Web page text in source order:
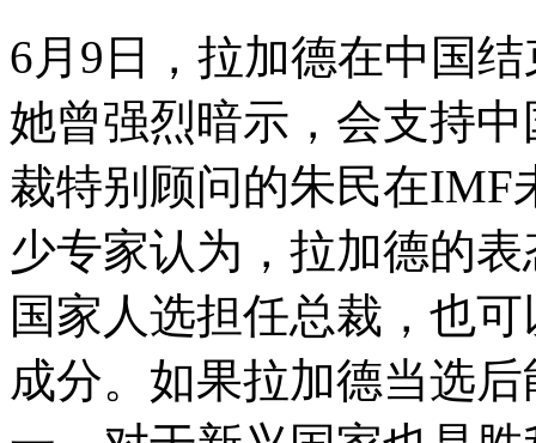
6月9日，拉加德在中国
她曾强烈暗示，会支持
裁特别顾问的朱民在IMF
少专家认为，拉加德的
国家人选担任总裁，也
成分。如果拉加德当选